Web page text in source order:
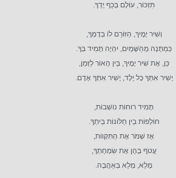
תִּזְכּוֹר, עוֹלָם בְּכַף יָדְךָ.
וְשִׁיר יָמֶיךָ, הַזּוֹרֵם לוֹ בְּדָמְךָ,
כְּמַתָּנָה מֵהַשָּׁמַיִם, יִהְיֶה תָּמִיד בְּךָ.
כֵּן, אֶת שִׁיר יָמֶיךָ, בֵּין הָאוֹר לַזְּמַן,
יָשִׁיר אִתְּךָ כָּל יֶלֶד, יָשִׁיר אִתְּךָ אָדָם.
תָּמִיד רוּחוֹת נוֹשְׁבוֹת,
חוֹלְפוֹת בַין חַלּוֹנוֹת בֵּיתְךָ.
אָז שְׁמֹר אֶת הַתִּקְווֹת,
עֲטֹף בָּהֶן אֶת שִׂמְחָתְךָ,
מָלֵא, מָלֵא בְּאַהֲבָה.